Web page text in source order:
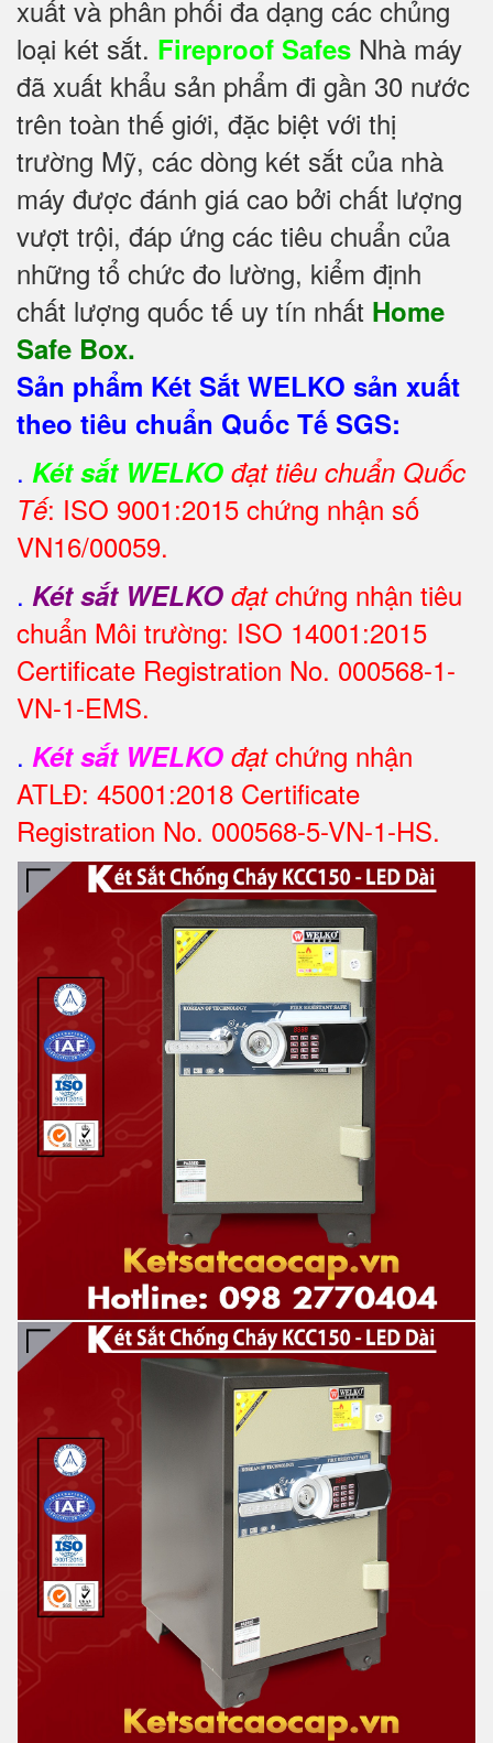
xuất và phân phối đa dạng các chủng
loại két sắt. Fireproof Safes Nhà máy
đã xuất khẩu sản phẩm đi gần 30 nước
trên toàn thế giới, đặc biệt với thị
trường Mỹ, các dòng két sắt của nhà
máy được đánh giá cao bởi chất lượng
vượt trội, đáp ứng các tiêu chuẩn của
những tổ chức đo lường, kiểm định
chất lượng quốc tế uy tín nhất Home
Safe Box.
Sản phẩm Két Sắt WELKO sản xuất
theo tiêu chuẩn Quốc Tế SGS:
. Két sắt WELKO đạt tiêu chuẩn Quốc
Tế: ISO 9001:2015 chứng nhận số
VN16/00059.
. Két sắt WELKO đạt chứng nhận tiêu
chuẩn Môi trường: ISO 14001:2015
Certificate Registration No. 000568-1-
VN-1-EMS.
. Két sắt WELKO đạtchứng nhận
ATLĐ: 45001:2018 Certificate
Registration No. 000568-5-VN-1-HS.